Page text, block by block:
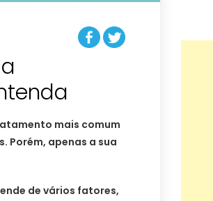
mais comum
Porém, apenas a sua
de vários fatores,